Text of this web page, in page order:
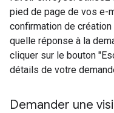
pied de page de vos e-
confirmation de
quelle réponse à la
cliquer sur le bouton
détails de votre
Demander une